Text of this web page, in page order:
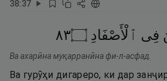
38:37
فِى ٱلْأَصْفَادِ ۝٣٨
Ва ахарӣна муқарранӣна фи-л-асфад.
Ва гурӯҳи дигареро, ки дар